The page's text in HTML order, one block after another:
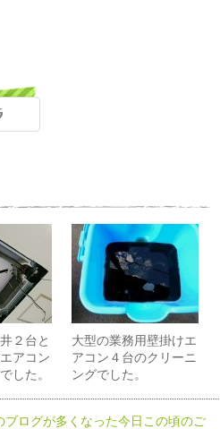
２台と
アコン
した。
大型の業務用壁掛けエ
アコン４台のクリーニ
ングでした。
ブログが多くなった今日この頃のご